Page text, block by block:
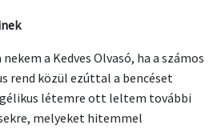
a Kedves Olvasó, ha a számos
rend közül ezúttal a bencéset
létemre ott leltem további
melyeket hitemmel